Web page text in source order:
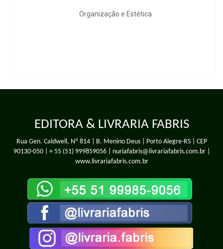
Organização e Estética
EDITORA & LIVRARIA FABRIS
Rua Gen. Caldwell, Nº 814 | B. Menino Deus | Porto Alegre-RS | CEP
90130-050 | + 55 (51) 999859056| nuriafabris@livrariafabris.com.br |
www.livrariafabris.com.br